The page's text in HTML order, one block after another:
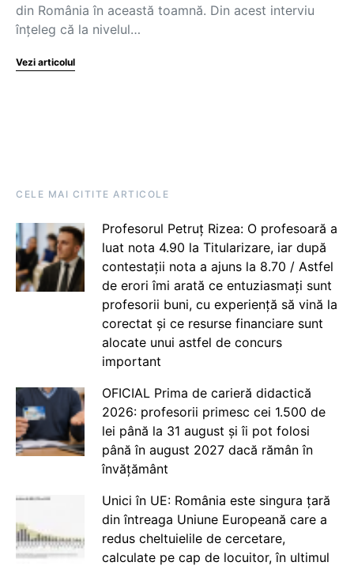
din România în această toamnă. Din acest interviu
înțeleg că la nivelul…
Vezi articolul
CELE MAI CITITE ARTICOLE
Profesorul Petruț Rizea: O profesoară a
luat nota 4.90 la Titularizare, iar după
contestații nota a ajuns la 8.70 / Astfel
de erori îmi arată ce entuziasmați sunt
profesorii buni, cu experiență să vină la
corectat și ce resurse financiare sunt
alocate unui astfel de concurs
important
OFICIAL Prima de carieră didactică
2026: profesorii primesc cei 1.500 de
lei până la 31 august și îi pot folosi
până în august 2027 dacă rămân în
învățământ
Unici în UE: România este singura țară
din întreaga Uniune Europeană care a
redus cheltuielile de cercetare,
calculate pe cap de locuitor, în ultimul